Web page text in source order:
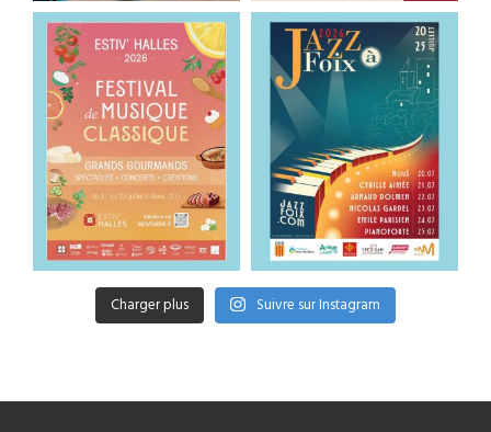
Charger plus Suivre sur Instagram